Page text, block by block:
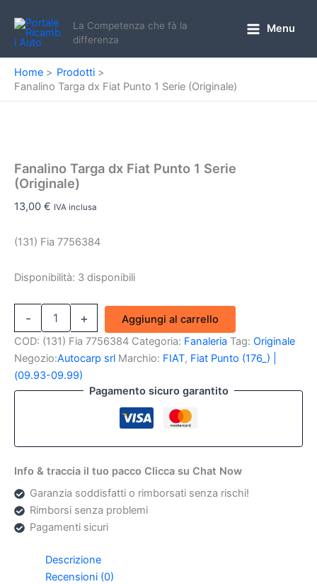
contenuto
La Competenza che fà la
differenza
Menu
Home
Prodotti
Fanalino Targa dx Fiat Punto 1 Serie (Originale)
Fanalino Targa dx Fiat Punto 1 Serie
(Originale)
13,00 € IVA inclusa
(131) Fia 7756384
Disponibilità: 3 disponibili
-
Fanalino
dx
Fiat
Punto
1
Serie
+
Aggiungi al carrello
COD: (131) Fia 7756384 Categoria: Fanaleria Tag: Originale
Negozio:Autocarp srl Marchio: FIAT, Fiat Punto (176_) |
(09.93-09.99)
Pagamento sicuro garantito
Info & traccia il tuo pacco Clicca su Chat Now
Garanzia soddisfatti o rimborsati senza rischi!
Rimborsi senza problemi
Pagamenti sicuri
Descrizione
Recensioni (0)